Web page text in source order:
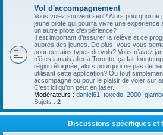
Vol d'accompagnement
Vous volez souvent seul? Alors pourquoi
jeune pilote qui pourra vivre une expérience
un autre pilote d’expérience?
Il est important d’assurer la relève et ce
auprès des jeunes. De plus, vous vous
pour certains types de vols? Vous n’avez
n’êtes jamais aller à Toronto; ça fait
région éloignée; alors pourquoi ne pas
utilisant cette application? Ou tout
accompagné ou pour le plaisir de voler sur
C'est ici qu'on peut en jaser.
Modérateurs : daniel61 toxedo_2000
Sujets : 2
Discussions spécifiques et